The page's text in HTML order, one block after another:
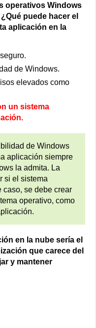
operativos Windows
puede hacer el
aplicación en la
de Windows.
elevados como
un sistema
de Windows
aplicación siempre
la admita. La
si el sistema
caso, se debe crear
operativo, como
en la nube sería el
que carece del
y mantener